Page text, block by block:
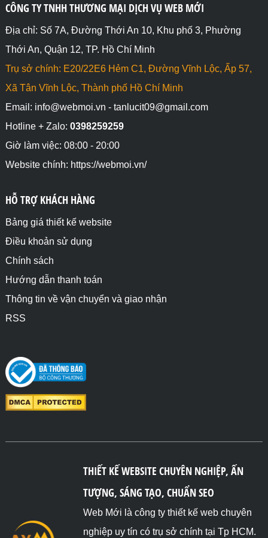
CÔNG TY TNHH THƯƠNG MẠI DỊCH VỤ WEB MỚI
Địa chỉ: Số 7A, Đường Thới An 10, Khu phố 3, Phường
Thới An, Quận 12, TP. Hồ Chí Minh
Trụ sở chính: E20/22E6 Hẻm C1, Đường Vĩnh Lộc, Ấp 57,
Xã Tân Vĩnh Lộc, Thành phố Hồ Chí Minh
Email: info@webmoi.vn - tanlucit09@gmail.com
Hotline + Zalo: 0398259259
Giờ làm việc: 08:00 - 20:00
Website chính: https://webmoi.vn/
HỖ TRỢ KHÁCH HÀNG
Bảng giá thiết kế website
Điều khoản sử dụng
Chính sách
Hướng dẫn thanh toán
Thông tin về vận chuyển và giao nhận
RSS
THIẾT KẾ WEBSITE CHUYÊN NGHIỆP, ẤN
TƯỢNG, SÁNG TẠO, CHUẨN SEO
Web Mới là công ty thiết kế web chuyên
nghiệp uy tín có trụ sở chính tại Tp HCM.